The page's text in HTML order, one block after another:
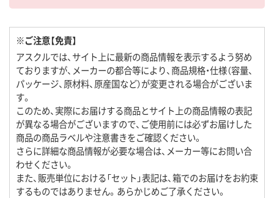
※ご注意【免責】
アスクルでは、サイト上に最新の商品情報を表示するよう努め
ておりますが、メーカーの都合等により、商品規格・仕様（容量、
パッケージ、原材料、原産国など）が変更される場合がございま
す。
このため、実際にお届けする商品とサイト上の商品情報の表記
が異なる場合がございますので、ご使用前には必ずお届けした
商品の商品ラベルや注意書きをご確認ください。
さらに詳細な商品情報が必要な場合は、メーカー等にお問い合
わせください。
また、販売単位における「セット」表記は、箱でのお届けをお約束
するものではありません。あらかじめご了承ください。